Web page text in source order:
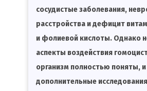
сосудистые заболевания,
расстройства и дефицит
и фолиевой кислоты. Однако
аспекты воздействия
организм полностью поняты, и
дополнительные